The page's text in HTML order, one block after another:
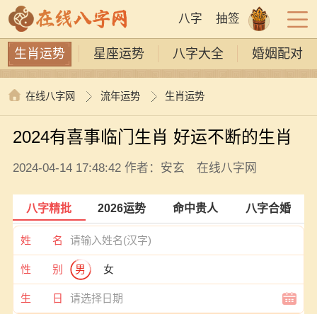
八字 抽签
生肖运势 星座运势 八字大全 婚姻配对
在线八字网 流年运势 生肖运势
2024有喜事临门生肖 好运不断的生肖
2024-04-14 17:48:42 作者：安玄 在线八字网
八字精批 2026运势 命中贵人 八字合婚
姓 名
性 别 男 女
生 日